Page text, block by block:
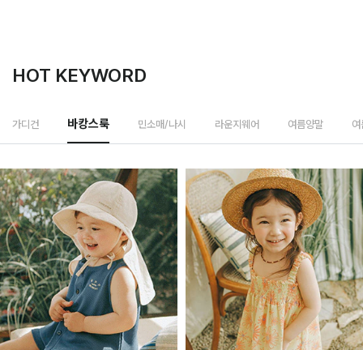
HOT KEYWORD
가디건 바캉스룩 민소매/나시 라운지웨어 여름양말